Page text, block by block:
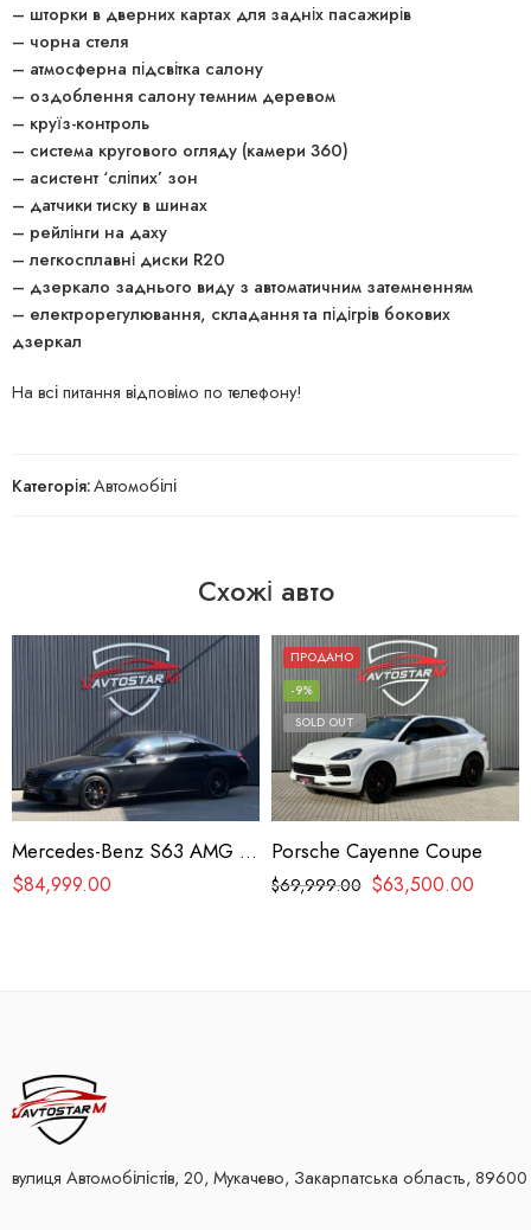
– шторки в дверних картах для задніх пасажирів
– чорна стеля
– атмосферна підсвітка салону
– оздоблення салону темним деревом
– круїз-контроль
– система кругового огляду (камери 360)
– асистент ‘сліпих’ зон
– датчики тиску в шинах
– рейлінги на даху
– легкосплавні диски R20
– дзеркало заднього виду з автоматичним затемненням
– електрорегулювання, складання та підігрів бокових
дзеркал
На всі питання відповімо по телефону!
Категорія:Автомобілі
Схожі авто
Mercedes-Benz S63 AMG 4matic+
$84,999.00
ПРОДАНО
-9%
SOLD OUT
Porsche Cayenne Coupe
$69,999.00 $63,500.00
вулиця Автомобілістів, 20, Мукачево, Закарпатська область, 89600